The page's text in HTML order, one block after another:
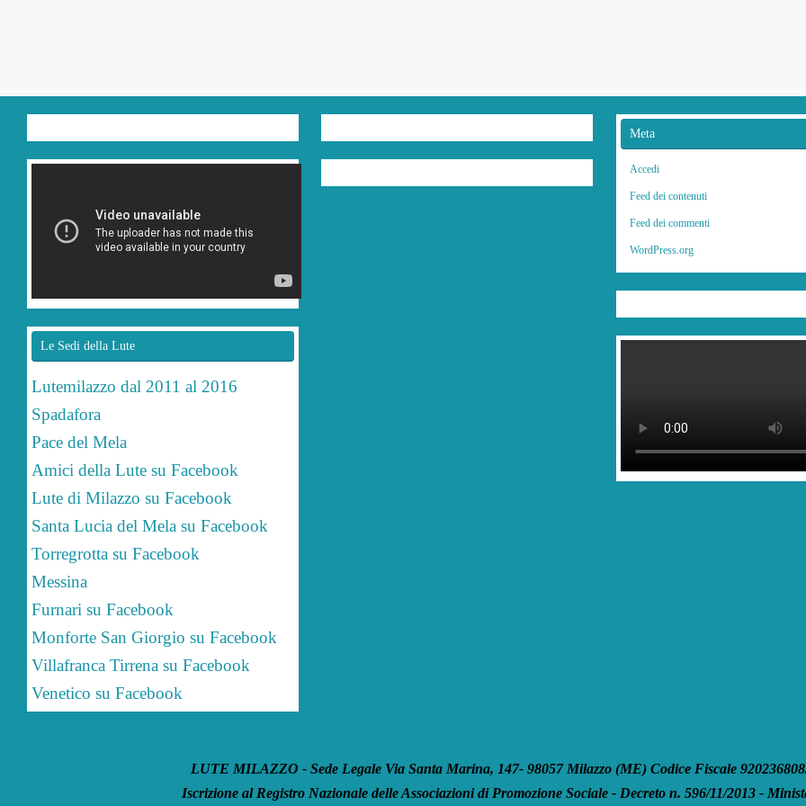
Sample
Le Sedi della Lute
Lutemilazzo dal 2011 al 2016
Spadafora
Pace del Mela
Amici della Lute su Facebook
Lute di Milazzo su Facebook
Santa Lucia del Mela su Facebook
Torregrotta su Facebook
Messina
Furnari su Facebook
Monforte San Giorgio su Facebook
Villafranca Tirrena su Facebook
Venetico su Facebook
Meta
Accedi
Feed dei contenuti
Feed dei commenti
WordPress.org
LUTE MILAZZO - Sede Legale Via Santa Marina, 147- 98057 Milazzo (ME) Codice Fiscale
Iscrizione al Registro Nazionale delle Associazioni di Promozione Sociale - Decreto n. 596/11/2013 -